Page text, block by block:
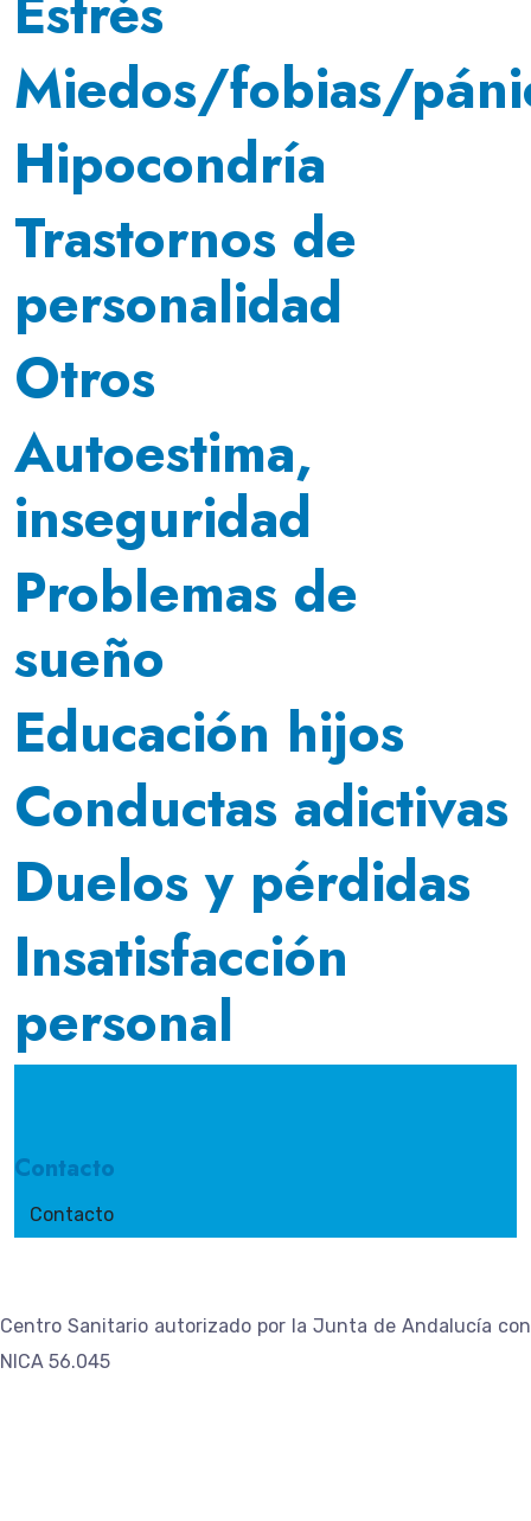
Miedos/fobias/
Hipocondría
Trastornos de
personalidad
Otros
Autoestima,
inseguridad
Problemas de
sueño
Educación hijos
Conductas adictivas
Duelos y pérdidas
Insatisfacción
personal
Contacto
Contacto
Centro Sanitario autorizado por la Junta de Andalucía con
NICA 56.045